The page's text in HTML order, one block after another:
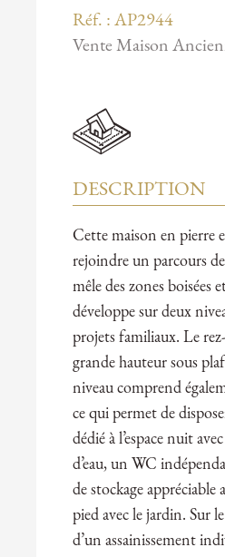
Réf. : AP2944
Vente Maison
DESCRIPTION
Cette maison en pierre
rejoindre un parcours
mêle des zones boisées
développe sur deux
projets familiaux. Le rez-
grande hauteur sous
niveau comprend
ce qui permet de
dédié à l’espace nuit
d’eau, un WC
de stockage appréciable
pied avec le jardin. Sur
d’un assainissement